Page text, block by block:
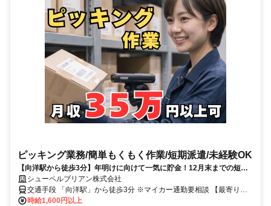
ピッキング業務/簡単もくもく作業/短期派遣/未経験OK
【向洋駅から徒歩3分】年明けに向けて一気に貯金！12月末までの短期
で月35万円稼げるピッキングのお仕事☆『誰かと話すより、もくもく作
業が好き』なあなたへ。簡単ピッキングで高時給GET！
シューペルブリアン株式会社
交通手段 「向洋駅」から徒歩3分 ※マイカー通勤要相談 【最寄り
駅】 ・ＪＲ呉線「向洋駅」 ・ＪＲ山陽本線「向洋駅」
時給1,600円以上